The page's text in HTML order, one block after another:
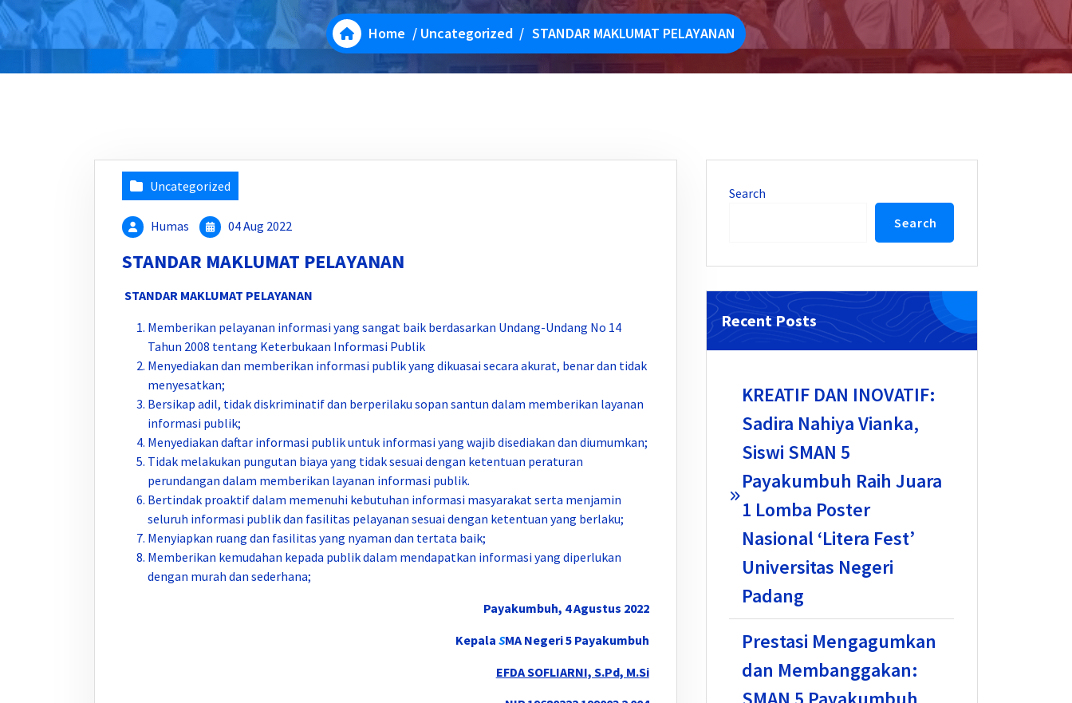
Home / Uncategorized / STANDAR MAKLUMAT PELAYANAN
Uncategorized
Humas 04 Aug 2022
STANDAR MAKLUMAT PELAYANAN
STANDAR MAKLUMAT PELAYANAN
Memberikan pelayanan informasi yang sangat baik berdasarkan Undang-Undang No 14
Tahun 2008 tentang Keterbukaan Informasi Publik
Menyediakan dan memberikan informasi publik yang dikuasai secara akurat, benar dan tidak
menyesatkan;
Bersikap adil, tidak diskriminatif dan berperilaku sopan santun dalam memberikan layanan
informasi publik;
Menyediakan daftar informasi publik untuk informasi yang wajib disediakan dan diumumkan;
Tidak melakukan pungutan biaya yang tidak sesuai dengan ketentuan peraturan
perundangan dalam memberikan layanan informasi publik.
Bertindak proaktif dalam memenuhi kebutuhan informasi masyarakat serta menjamin
seluruh informasi publik dan fasilitas pelayanan sesuai dengan ketentuan yang berlaku;
Menyiapkan ruang dan fasilitas yang nyaman dan tertata baik;
Memberikan kemudahan kepada publik dalam mendapatkan informasi yang diperlukan
dengan murah dan sederhana;
Payakumbuh, 4 Agustus 2022
Kepala SMA Negeri 5 Payakumbuh
EFDA SOFLIARNI, S.Pd, M.Si
Search
Search
Recent Posts
KREATIF DAN INOVATIF:
Sadira Nahiya Vianka,
Siswi SMAN 5
Payakumbuh Raih Juara
1 Lomba Poster
Nasional ‘Litera Fest’
Universitas Negeri
Padang
Prestasi Mengagumkan
dan Membanggakan: